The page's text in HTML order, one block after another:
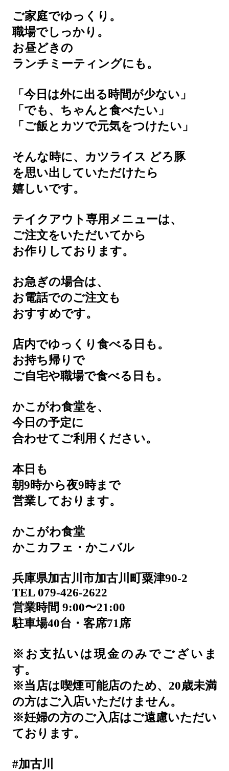
ご家庭でゆっくり。
職場でしっかり。
お昼どきの
ランチミーティングにも。
「今日は外に出る時間が少ない」
「でも、ちゃんと食べたい」
「ご飯とカツで元気をつけたい」
そんな時に、カツライス どろ豚
を思い出していただけたら
嬉しいです。
テイクアウト専用メニューは、
ご注文をいただいてから
お作りしております。
お急ぎの場合は、
お電話でのご注文も
おすすめです。
店内でゆっくり食べる日も。
お持ち帰りで
ご自宅や職場で食べる日も。
かこがわ食堂を、
今日の予定に
合わせてご利用ください。
本日も
朝9時から夜9時まで
営業しております。
かこがわ食堂
かこカフェ・かこバル
兵庫県加古川市加古川町粟津90-2
TEL 079-426-2622
営業時間 9:00〜21:00
駐車場40台・客席71席
※お支払いは現金のみでございま
す。
※当店は喫煙可能店のため、20歳未満
の方はご入店いただけません。
※妊婦の方のご入店はご遠慮いただい
ております。
#加古川